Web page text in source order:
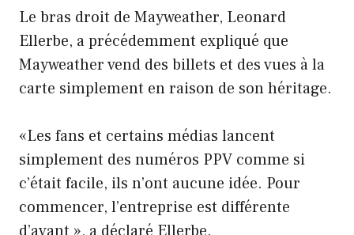
Le bras droit de Mayweather, Leonard
Ellerbe, a précédemment expliqué que
Mayweather vend des billets et des vues à la
carte simplement en raison de son héritage.
«Les fans et certains médias lancent
simplement des numéros PPV comme si
c’était facile, ils n’ont aucune idée. Pour
commencer, l’entreprise est différente